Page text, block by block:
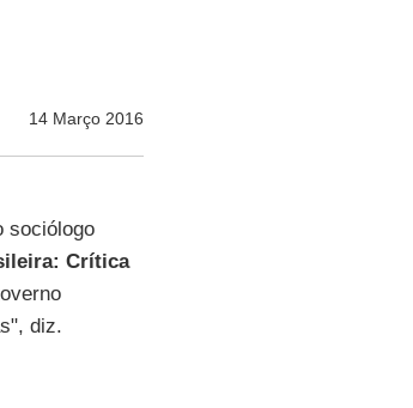
14 Março 2016
sociólogo
Crítica
diz.